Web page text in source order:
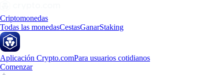
Criptomonedas
Todas las monedasCestasGanarStaking
Aplicación Crypto.comPara usuarios cotidianos
Comenzar